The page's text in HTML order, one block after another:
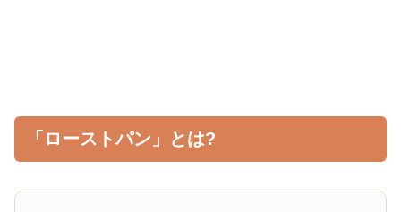
「ローストパン」とは?